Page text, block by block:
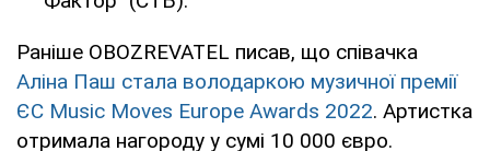
Раніше OBOZREVATEL писав, що співачка
Аліна Паш стала володаркою музичної премії
ЄС Music Moves Europe Awards 2022. Артистка
отримала нагороду у сумі 10 000 євро.